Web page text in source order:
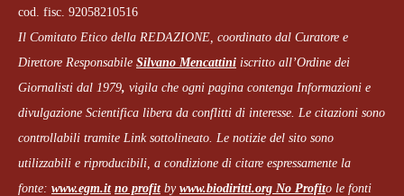
cod. fisc. 92058210516
Il Comitato Etico della REDAZIONE, coordinato dal Curatore e
Direttore Responsabile Silvano Mencattini iscritto all’Ordine dei
Giornalisti dal 1979, vigila che ogni pagina contenga Informazioni e
divulgazione Scientifica libera da conflitti di interesse. Le citazioni sono
controllabili tramite Link sottolineato. Le notizie del sito sono
utilizzabili e riproducibili, a condizione di citare espressamente la
fonte: www.egm.it no profitby www.biodiritti.org No Profito le fonti